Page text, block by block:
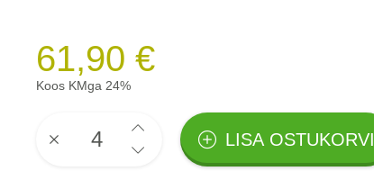
61,90 €
Koos KMga 24%
LISA OSTUKORVI